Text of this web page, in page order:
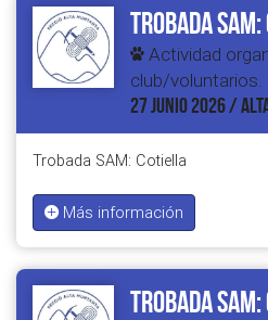
Trobada
Actividad
club/voluntarios.
27 JUNIO 2026 /
Trobada SAM: Cotiella
Más información
Trobada